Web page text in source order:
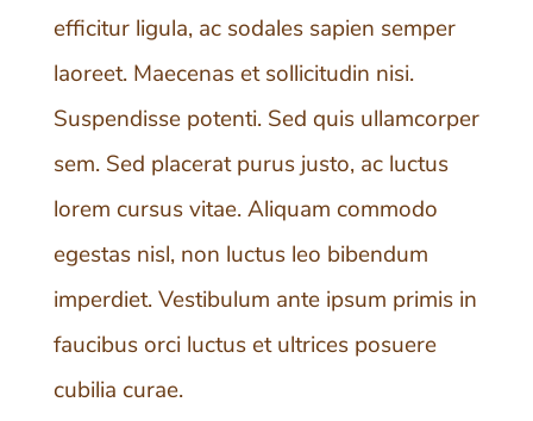
efficitur ligula, ac sodales sapien semper
laoreet. Maecenas et sollicitudin nisi.
Suspendisse potenti. Sed quis ullamcorper
sem. Sed placerat purus justo, ac luctus
lorem cursus vitae. Aliquam commodo
egestas nisl, non luctus leo bibendum
imperdiet. Vestibulum ante ipsum primis in
faucibus orci luctus et ultrices posuere
cubilia curae.